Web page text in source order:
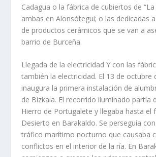
Cadagua o la fábrica de cubiertos de “La
ambas en Alonsótegui; o las dedicadas
de productos cerámicos que se van a
barrio de Burceña.
Llegada de la electricidad Y con las
también la electricidad. El 13 de octubre
inaugura la primera instalación de
de Bizkaia. El recorrido iluminado partía
Hierro de Portugalete y llegaba hasta el
Desierto en Barakaldo. Se perseguía
tráfico marítimo nocturno que causaba
conflictos en el interior de la ría. En